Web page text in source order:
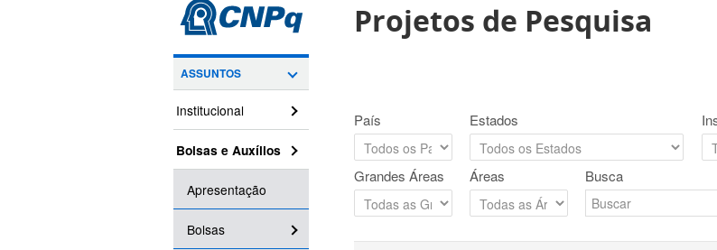
ASSUNTOS
Institucional
Bolsas e Auxílios
Apresentação
Bolsas
Projetos de Pesquisa
País Estados
Grandes Áreas Áreas Busca